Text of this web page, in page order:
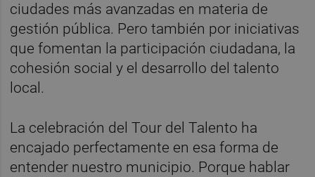
ciudades más avanzadas en materia de
gestión pública. Pero también por iniciativas
que fomentan la participación ciudadana, la
cohesión social y el desarrollo del talento
local.
La celebración del Tour del Talento ha
encajado perfectamente en esa forma de
entender nuestro municipio. Porque hablar